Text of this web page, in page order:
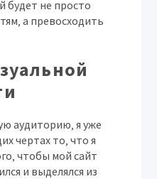
будет не просто
а превосходить
аудиторию‚ я уже
чертах то‚ что я
чтобы мой сайт
и выделялся из